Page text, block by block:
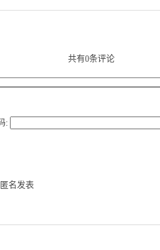
共有0条评论
:
匿名发表